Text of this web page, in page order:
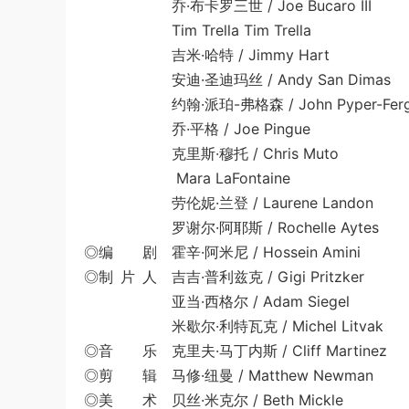
乔·布卡罗三世 / Joe Bucaro III
Tim Trella Tim Trella
吉米·哈特 / Jimmy Hart
安迪·圣迪玛丝 / Andy San Dimas
约翰·派珀-弗格森 / John Pyper-
乔·平格 / Joe Pingue
克里斯·穆托 / Chris Muto
Mara LaFontaine
劳伦妮·兰登 / Laurene Landon
罗谢尔·阿耶斯 / Rochelle Aytes
◎编 剧 霍辛·阿米尼 / Hossein Amini
◎制 片 人 吉吉·普利兹克 / Gigi Pritzker
亚当·西格尔 / Adam Siegel
米歇尔·利特瓦克 / Michel Litvak
◎音 乐 克里夫·马丁内斯 / Cliff Martinez
◎剪 辑 马修·纽曼 / Matthew Newman
◎美 术 贝丝·米克尔 / Beth Mickle